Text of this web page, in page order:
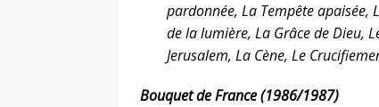
pardonnée, La Tempête
de la lumière, La Grâce de Dieu,
Jerusalem, La Cène, Le
Bouquet de France (1986/1987)